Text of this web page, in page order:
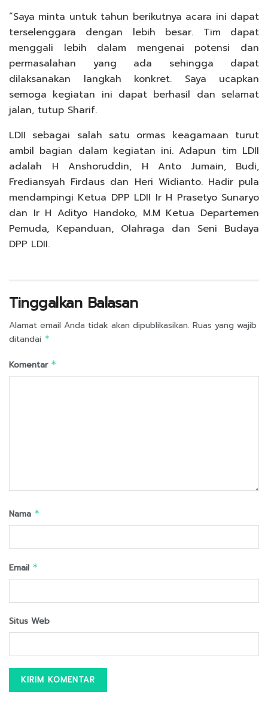
“Saya minta untuk tahun berikutnya acara ini dapat
terselenggara dengan lebih besar. Tim dapat
menggali lebih dalam mengenai potensi dan
permasalahan yang ada sehingga dapat
dilaksanakan langkah konkret. Saya ucapkan
semoga kegiatan ini dapat berhasil dan selamat
jalan, tutup Sharif.
LDII sebagai salah satu ormas keagamaan turut
ambil bagian dalam kegiatan ini. Adapun tim LDII
adalah H Anshoruddin, H Anto Jumain, Budi,
Frediansyah Firdaus dan Heri Widianto. Hadir pula
mendampingi Ketua DPP LDII Ir H Prasetyo Sunaryo
dan Ir H Adityo Handoko, M.M Ketua Departemen
Pemuda, Kepanduan, Olahraga dan Seni Budaya
DPP LDII.
Tinggalkan Balasan
Alamat email Anda tidak akan dipublikasikan. Ruas yang wajib
ditandai *
Komentar *
Nama *
Email *
Situs Web